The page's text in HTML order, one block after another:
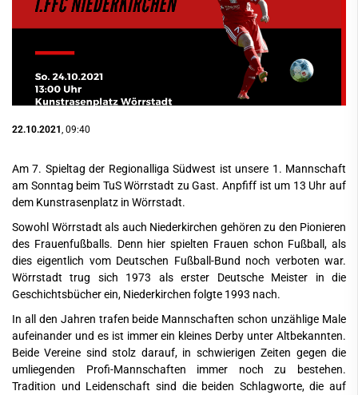
22.10.2021 , 09:40
Am 7. Spieltag der Regionalliga Südwest ist unsere 1. Mannschaft
am Sonntag beim TuS Wörrstadt zu Gast. Anpfiff ist um 13 Uhr auf
dem Kunstrasenplatz in Wörrstadt.
Sowohl Wörrstadt als auch Niederkirchen gehören zu den Pionieren
des Frauenfußballs. Denn hier spielten Frauen schon Fußball, als
dies eigentlich vom Deutschen Fußball-Bund noch verboten war.
Wörrstadt trug sich 1973 als erster Deutsche Meister in die
Geschichtsbücher ein, Niederkirchen folgte 1993 nach.
In all den Jahren trafen beide Mannschaften schon unzählige Male
aufeinander und es ist immer ein kleines Derby unter Altbekannten.
Beide Vereine sind stolz darauf, in schwierigen Zeiten gegen die
umliegenden Profi-Mannschaften immer noch zu bestehen.
Tradition und Leidenschaft sind die beiden Schlagworte, die auf